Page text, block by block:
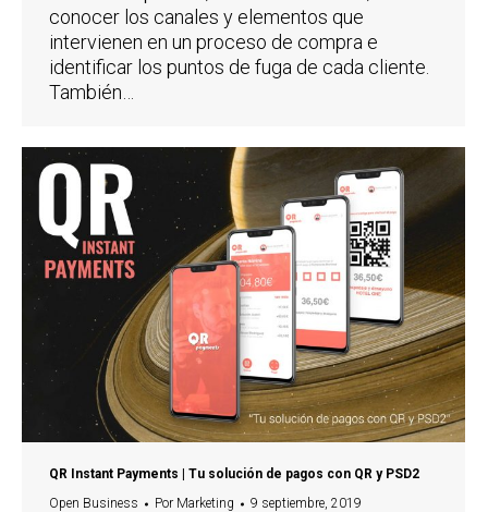
conocer los canales y elementos que
intervienen en un proceso de compra e
identificar los puntos de fuga de cada cliente.
También…
QR Instant Payments | Tu solución de pagos con QR y PSD2
Open Business
Por Marketing 9 septiembre, 2019